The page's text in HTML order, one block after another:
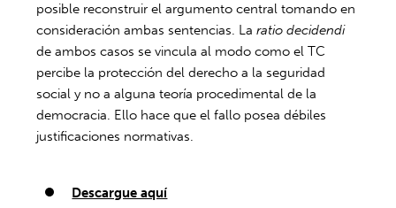
posible reconstruir el argumento central tomando en
consideración ambas sentencias. Laratio decidendi
de ambos casos se vincula al modo como el TC
percibe la protección del derecho a la seguridad
social y no a alguna teoría procedimental de la
democracia. Ello hace que el fallo posea débiles
justificaciones normativas.
Descargue aquí